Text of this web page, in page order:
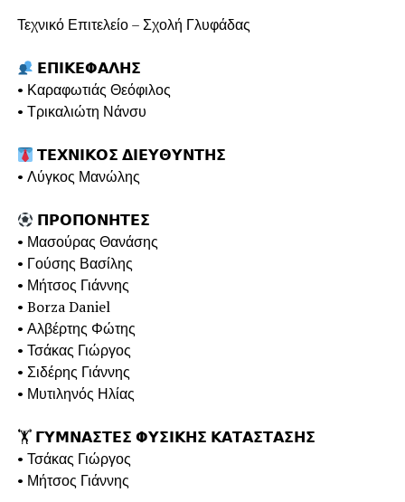
Τεχνικό Επιτελείο – Σχολή Γλυφάδας⠀
𝝚𝝥𝝞𝝟𝝚𝝫𝝖𝝠𝝜𝝨⠀
• Καραφωτιάς Θεόφιλος⠀
• Τρικαλιώτη Νάνσυ⠀
𝝩𝝚𝝬𝝢𝝞𝝟𝝤𝝨 𝝙𝝞𝝚𝝪𝝝𝝪𝝢𝝩𝝜𝝨⠀
• Λύγκος Μανώλης⠀
𝝥𝝦𝝤𝝥𝝤𝝢𝝜𝝩𝝚𝝨⠀
• Μασούρας Θανάσης⠀
• Γούσης Βασίλης⠀
• Μήτσος Γιάννης⠀
• Borza Daniel⠀
• Αλβέρτης Φώτης⠀
• Τσάκας Γιώργος⠀
• Σιδέρης Γιάννης⠀
• Μυτιληνός Ηλίας⠀
🏋️ 𝝘𝝪𝝡𝝢𝝖𝝨𝝩𝝚𝝨 𝝫𝝪𝝨𝝞𝝟𝝜𝝨 𝝟𝝖𝝩𝝖𝝨𝝩𝝖𝝨𝝜𝝨⠀
• Τσάκας Γιώργος⠀
• Μήτσος Γιάννης ⠀